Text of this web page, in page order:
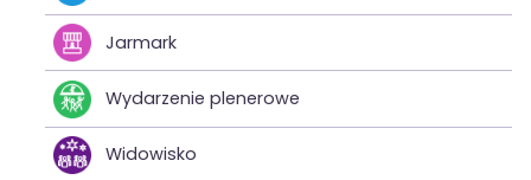
Jarmark
Wydarzenie plenerowe
Widowisko